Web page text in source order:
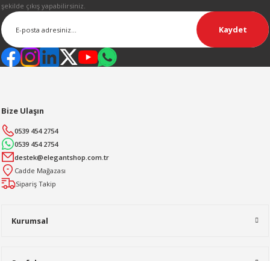
şekilde çıkış yapabilirsiniz.
Kaydet
Kurumsal
Bize Ulaşın
0539 454 2754
0539 454 2754
destek@elegantshop.com.tr
Cadde Mağazası
Sipariş Takip